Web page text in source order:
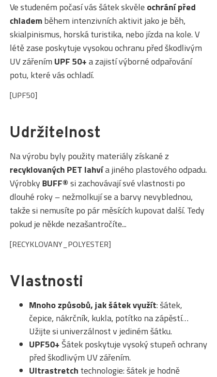
Ve studeném počasí vás šátek skvěle ochrání před
chlademběhem intenzivních aktivit jako je běh,
skialpinismus, horská turistika, nebo jízda na kole. V
létě zase poskytuje vysokou ochranu před škodlivým
UV zářením UPF 50+a zajistí výborné odpařování
potu, které vás ochladí.
[UPF50]
Udržitelnost
Na výrobu byly použity materiály získané z
recyklovaných PET lahvía jiného plastového odpadu.
VýrobkyBUFF®si zachovávají své vlastnosti po
dlouhé roky – nežmolkují se a barvy nevyblednou,
takže si nemusíte po pár měsících kupovat další. Tedy
pokud je někde nezašantročíte...
[RECYKLOVANY_POLYESTER]
Vlastnosti
Mnoho způsobů, jak šátek využít: šátek,
čepice, nákrčník, kukla, potítko na zápěstí…
Užijte si univerzálnost v jediném šátku.
UPF50+ Šátek poskytuje vysoký stupeň ochrany
před škodlivým UV zářením.
Ultrastretch technologie: šátek je hodně